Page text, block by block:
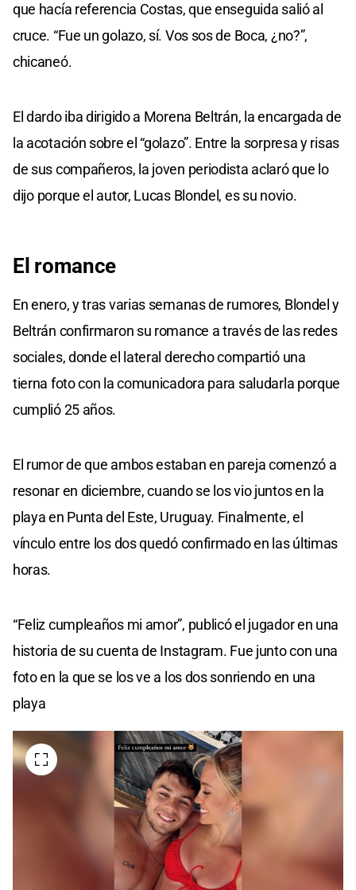
que hacía referencia Costas, que enseguida salió al
cruce. “Fue un golazo, sí. Vos sos de Boca, ¿no?”,
chicaneó.
El dardo iba dirigido a Morena Beltrán, la encargada de
la acotación sobre el “golazo”. Entre la sorpresa y risas
de sus compañeros, la joven periodista aclaró que lo
dijo porque el autor, Lucas Blondel, es su novio.
El romance
En enero, y tras varias semanas de rumores, Blondel y
Beltrán confirmaron su romance a través de las redes
sociales, donde el lateral derecho compartió una
tierna foto con la comunicadora para saludarla porque
cumplió 25 años.
El rumor de que ambos estaban en pareja comenzó a
resonar en diciembre, cuando se los vio juntos en la
playa en Punta del Este, Uruguay. Finalmente, el
vínculo entre los dos quedó confirmado en las últimas
horas.
“Feliz cumpleaños mi amor”, publicó el jugador en una
historia de su cuenta de Instagram. Fue junto con una
foto en la que se los ve a los dos sonriendo en una
playa